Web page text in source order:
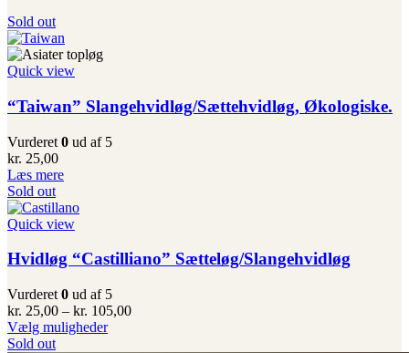
Sold out
Quick view
“Taiwan” Slangehvidløg/Sættehvidløg, Økologiske.
Vurderet 0 ud af 5
kr. 25,00
Læs mere
Sold out
Quick view
Hvidløg “Castilliano” Sætteløg/Slangehvidløg
Vurderet 0 ud af 5
kr. 25,00 – kr. 105,00Prisinterval:
Vælg mulighederDette
Sold out